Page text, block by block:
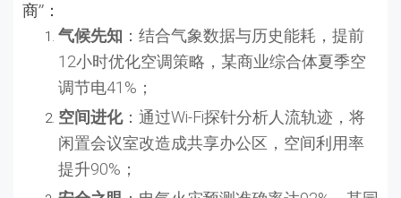
商”：
气候先知 ：结合气象数据与历史能耗，提前
12小时优化空调策略，某商业综合体夏季空
调节电41%；
空间进化：通过Wi-Fi探针分析人流轨迹，将
闲置会议室改造成共享办公区，空间利用率
提升90%；